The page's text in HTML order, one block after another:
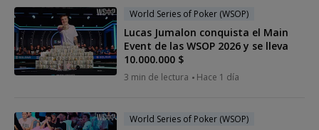
World Series of Poker (WSOP)
Lucas Jumalon conquista el Main
Event de las WSOP 2026 y se lleva
10.000.000 $
3 min de lectura Hace 1 día
World Series of Poker (WSOP)